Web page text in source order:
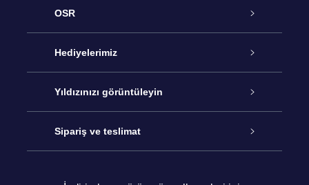
OSR
Hizmet
İletişim
Blogu
Hediyelerimiz
Çevrimiçi Yıldız Hediyesi
OSR Hediye Paketi
Yıldızınızı görüntüleyin
Star Register
Sipariş ve teslimat